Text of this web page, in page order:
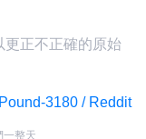
更正不正確的原始
3180 / Reddit
一整天